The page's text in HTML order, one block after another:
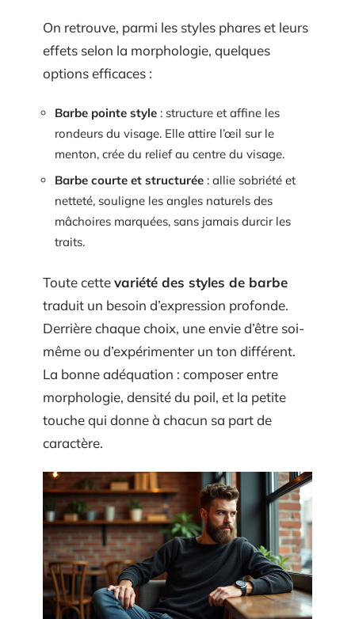
On retrouve, parmi les styles phares et leurs
effets selon la morphologie, quelques
options efficaces :
Barbe pointe style : structure et affine les
rondeurs du visage. Elle attire l’œil sur le
menton, crée du relief au centre du visage.
Barbe courte et structurée : allie sobriété et
netteté, souligne les angles naturels des
mâchoires marquées, sans jamais durcir les
traits.
Toute cettevariété des styles de barbe
traduit un besoin d’expression profonde.
Derrière chaque choix, une envie d’être soi-
même ou d’expérimenter un ton différent.
La bonne adéquation : composer entre
morphologie, densité du poil, et la petite
touche qui donne à chacun sa part de
caractère.